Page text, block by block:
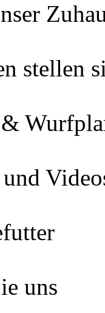
stellen
uns